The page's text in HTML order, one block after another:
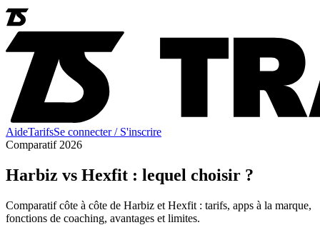
AideTarifsSe connecter / S'inscrire
Comparatif 2026
Harbiz vs Hexfit : lequel choisir ?
Comparatif côte à côte de Harbiz et Hexfit : tarifs, apps à la marque,
fonctions de coaching, avantages et limites.